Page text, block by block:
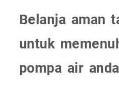
Belanja aman
untuk
pompa air anda